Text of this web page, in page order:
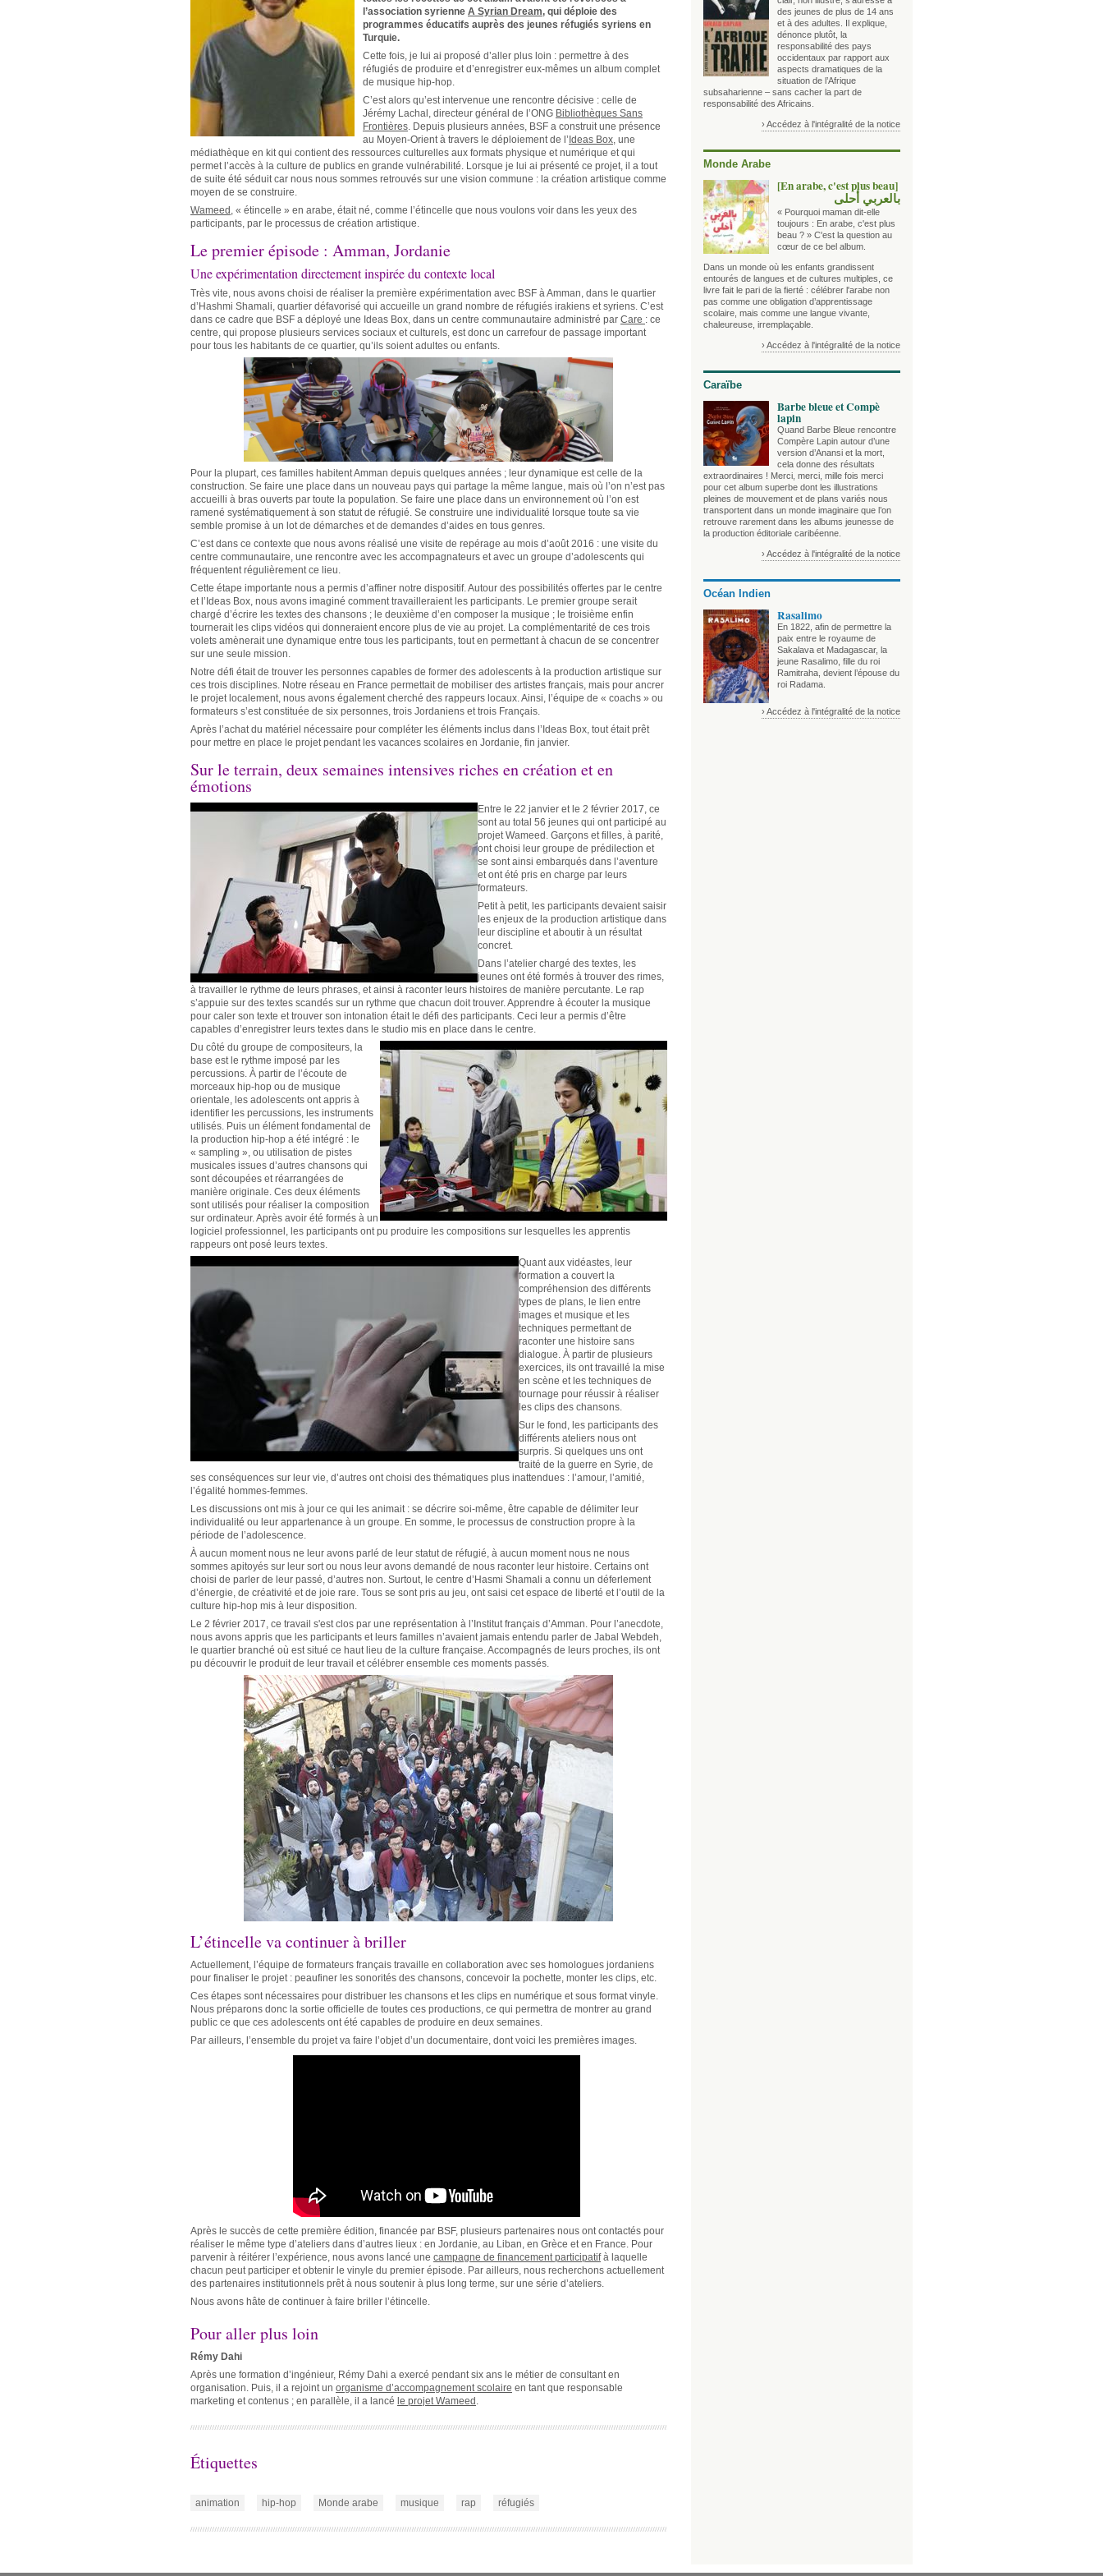
l’association syrienne A Syrian Dream, qui déploie des
programmes éducatifs auprès des jeunes réfugiés syriens en
Turquie.
Cette fois, je lui ai proposé d’aller plus loin : permettre à des
réfugiés de produire et d’enregistrer eux-mêmes un album complet
de musique hip-hop.
C’est alors qu’est intervenue une rencontre décisive : celle de
Jérémy Lachal, directeur général de l’ONG Bibliothèques Sans
Frontières. Depuis plusieurs années, BSF a construit une présence
au Moyen-Orient à travers le déploiement de l’ Ideas Box, une
médiathèque en kit qui contient des ressources culturelles aux formats physique et numérique et qui
permet l’accès à la culture de publics en grande vulnérabilité. Lorsque je lui ai présenté ce projet, il a tout
de suite été séduit car nous nous sommes retrouvés sur une vision commune : la création artistique comme
moyen de se construire.
Wameed , « étincelle » en arabe, était né, comme l’étincelle que nous voulons voir dans les yeux des
participants, par le processus de création artistique.
Le premier épisode : Amman, Jordanie
Une expérimentation directement inspirée du contexte local
Très vite, nous avons choisi de réaliser la première expérimentation avec BSF à Amman, dans le quartier
d’Hashmi Shamali, quartier défavorisé qui accueille un grand nombre de réfugiés irakiens et syriens. C’est
dans ce cadre que BSF a déployé une Ideas Box, dans un centre communautaire administré par Care : ce
centre, qui propose plusieurs services sociaux et culturels, est donc un carrefour de passage important
pour tous les habitants de ce quartier, qu’ils soient adultes ou enfants.
Pour la plupart, ces familles habitent Amman depuis quelques années ; leur dynamique est celle de la
construction. Se faire une place dans un nouveau pays qui partage la même langue, mais où l’on n’est pas
accueilli à bras ouverts par toute la population. Se faire une place dans un environnement où l’on est
ramené systématiquement à son statut de réfugié. Se construire une individualité lorsque toute sa vie
semble promise à un lot de démarches et de demandes d’aides en tous genres.
C’est dans ce contexte que nous avons réalisé une visite de repérage au mois d’août 2016 : une visite du
centre communautaire, une rencontre avec les accompagnateurs et avec un groupe d’adolescents qui
fréquentent régulièrement ce lieu.
Cette étape importante nous a permis d’affiner notre dispositif. Autour des possibilités offertes par le centre
et l’Ideas Box, nous avons imaginé comment travailleraient les participants. Le premier groupe serait
chargé d’écrire les textes des chansons ; le deuxième d’en composer la musique ; le troisième enfin
tournerait les clips vidéos qui donneraient encore plus de vie au projet. La complémentarité de ces trois
volets amènerait une dynamique entre tous les participants, tout en permettant à chacun de se concentrer
sur une seule mission.
Notre défi était de trouver les personnes capables de former des adolescents à la production artistique sur
ces trois disciplines. Notre réseau en France permettait de mobiliser des artistes français, mais pour ancrer
le projet localement, nous avons également cherché des rappeurs locaux. Ainsi, l’équipe de « coachs » ou
formateurs s’est constituée de six personnes, trois Jordaniens et trois Français.
Après l’achat du matériel nécessaire pour compléter les éléments inclus dans l’Ideas Box, tout était prêt
pour mettre en place le projet pendant les vacances scolaires en Jordanie, fin janvier.
Sur le terrain, deux semaines intensives riches en création et en
émotions
Entre le 22 janvier et le 2 février 2017, ce
sont au total 56 jeunes qui ont participé au
projet Wameed. Garçons et filles, à parité,
ont choisi leur groupe de prédilection et
se sont ainsi embarqués dans l’aventure
et ont été pris en charge par leurs
formateurs.
Petit à petit, les participants devaient saisir
les enjeux de la production artistique dans
leur discipline et aboutir à un résultat
concret.
Dans l’atelier chargé des textes, les
jeunes ont été formés à trouver des rimes,
à travailler le rythme de leurs phrases, et ainsi à raconter leurs histoires de manière percutante. Le rap
s’appuie sur des textes scandés sur un rythme que chacun doit trouver. Apprendre à écouter la musique
pour caler son texte et trouver son intonation était le défi des participants. Ceci leur a permis d’être
capables d’enregistrer leurs textes dans le studio mis en place dans le centre.
Du côté du groupe de compositeurs, la
base est le rythme imposé par les
percussions. À partir de l’écoute de
morceaux hip-hop ou de musique
orientale, les adolescents ont appris à
identifier les percussions, les instruments
utilisés. Puis un élément fondamental de
la production hip-hop a été intégré : le
« sampling », ou utilisation de pistes
musicales issues d’autres chansons qui
sont découpées et réarrangées de
manière originale. Ces deux éléments
sont utilisés pour réaliser la composition
sur ordinateur. Après avoir été formés à un
logiciel professionnel, les participants ont pu produire les compositions sur lesquelles les apprentis
rappeurs ont posé leurs textes.
Quant aux vidéastes, leur
formation a couvert la
compréhension des différents
types de plans, le lien entre
images et musique et les
techniques permettant de
raconter une histoire sans
dialogue. À partir de plusieurs
exercices, ils ont travaillé la mise
en scène et les techniques de
tournage pour réussir à réaliser
les clips des chansons.
Sur le fond, les participants des
différents ateliers nous ont
surpris. Si quelques uns ont
traité de la guerre en Syrie, de
ses conséquences sur leur vie, d’autres ont choisi des thématiques plus inattendues : l’amour, l’amitié,
l’égalité hommes-femmes.
Les discussions ont mis à jour ce qui les animait : se décrire soi-même, être capable de délimiter leur
individualité ou leur appartenance à un groupe. En somme, le processus de construction propre à la
période de l’adolescence.
À aucun moment nous ne leur avons parlé de leur statut de réfugié, à aucun moment nous ne nous
sommes apitoyés sur leur sort ou nous leur avons demandé de nous raconter leur histoire. Certains ont
choisi de parler de leur passé, d’autres non. Surtout, le centre d’Hasmi Shamali a connu un déferlement
d’énergie, de créativité et de joie rare. Tous se sont pris au jeu, ont saisi cet espace de liberté et l’outil de la
culture hip-hop mis à leur disposition.
Le 2 février 2017, ce travail s'est clos par une représentation à l’Institut français d’Amman. Pour l’anecdote,
nous avons appris que les participants et leurs familles n’avaient jamais entendu parler de Jabal Webdeh,
le quartier branché où est situé ce haut lieu de la culture française. Accompagnés de leurs proches, ils ont
pu découvrir le produit de leur travail et célébrer ensemble ces moments passés.
L’étincelle va continuer à briller
Actuellement, l’équipe de formateurs français travaille en collaboration avec ses homologues jordaniens
pour finaliser le projet : peaufiner les sonorités des chansons, concevoir la pochette, monter les clips, etc.
Ces étapes sont nécessaires pour distribuer les chansons et les clips en numérique et sous format vinyle.
Nous préparons donc la sortie officielle de toutes ces productions, ce qui permettra de montrer au grand
public ce que ces adolescents ont été capables de produire en deux semaines.
Par ailleurs, l’ensemble du projet va faire l’objet d’un documentaire, dont voici les premières images.
Après le succès de cette première édition, financée par BSF, plusieurs partenaires nous ont contactés pour
réaliser le même type d’ateliers dans d’autres lieux : en Jordanie, au Liban, en Grèce et en France. Pour
parvenir à réitérer l’expérience, nous avons lancé une campagne de financement participatifà laquelle
chacun peut participer et obtenir le vinyle du premier épisode. Par ailleurs, nous recherchons actuellement
des partenaires institutionnels prêt à nous soutenir à plus long terme, sur une série d’ateliers.
Nous avons hâte de continuer à faire briller l’étincelle.
Pour aller plus loin
Rémy Dahi
Après une formation d’ingénieur, Rémy Dahi a exercé pendant six ans le métier de consultant en
organisation. Puis, il a rejoint un organisme d’accompagnement scolaire en tant que responsable
marketing et contenus ; en parallèle, il a lancé le projet Wameed
Étiquettes
animation hip-hop Monde arabe musique rap réfugiés
des jeunes de plus de 14 ans
et à des adultes. Il explique,
dénonce plutôt, la
responsabilité des pays
occidentaux par rapport aux
aspects dramatiques de la
situation de l’Afrique
subsaharienne – sans cacher la part de
responsabilité des Africains.
› Accédez à l'intégralité de la notice
Monde Arabe
[En arabe, c'est plus beau]
بالعربي أحلى
« Pourquoi maman dit-elle
toujours : En arabe, c'est plus
beau ? » C'est la question au
cœur de ce bel album.
Dans un monde où les enfants grandissent
entourés de langues et de cultures multiples, ce
livre fait le pari de la fierté : célébrer l'arabe non
pas comme une obligation d’apprentissage
scolaire, mais comme une langue vivante,
chaleureuse, irremplaçable.
› Accédez à l'intégralité de la notice
Caraïbe
Barbe bleue et Compè
lapin
Quand Barbe Bleue rencontre
Compère Lapin autour d’une
version d’Anansi et la mort,
cela donne des résultats
extraordinaires ! Merci, merci, mille fois merci
pour cet album superbe dont les illustrations
pleines de mouvement et de plans variés nous
transportent dans un monde imaginaire que l’on
retrouve rarement dans les albums jeunesse de
la production éditoriale caribéenne.
› Accédez à l'intégralité de la notice
Océan Indien
Rasalimo
En 1822, afin de permettre la
paix entre le royaume de
Sakalava et Madagascar, la
jeune Rasalimo, fille du roi
Ramitraha, devient l’épouse du
roi Radama.
› Accédez à l'intégralité de la notice